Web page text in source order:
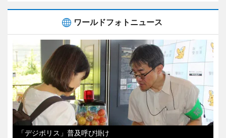
ワールドフォトニュース
「デジポリス」普及呼び掛け